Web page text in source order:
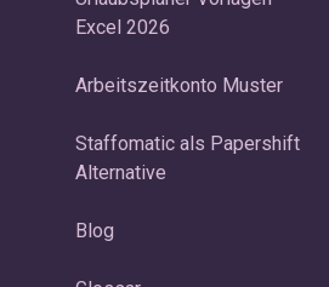
Excel 2026
Arbeitszeitkonto Muster
Staffomatic als Papershift
Alternative
Blog